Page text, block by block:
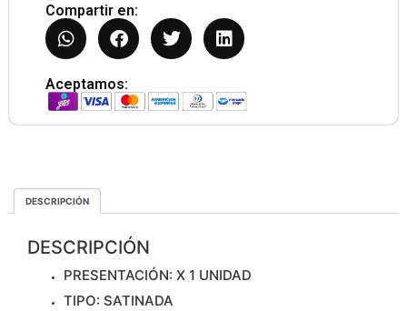
Compartir en:
Aceptamos:
DESCRIPCIÓN
DESCRIPCIÓN
PRESENTACIÓN: X 1 UNIDAD
TIPO: SATINADA